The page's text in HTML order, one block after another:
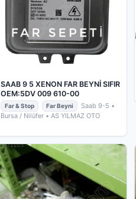
SAAB 9 5 XENON FAR BEYNİ SIFIR
OEM:5DV 009 610-00
Far & Stop Far Beyni Saab 9-5 •
Bursa / Nilüfer • AS YILMAZ OTO